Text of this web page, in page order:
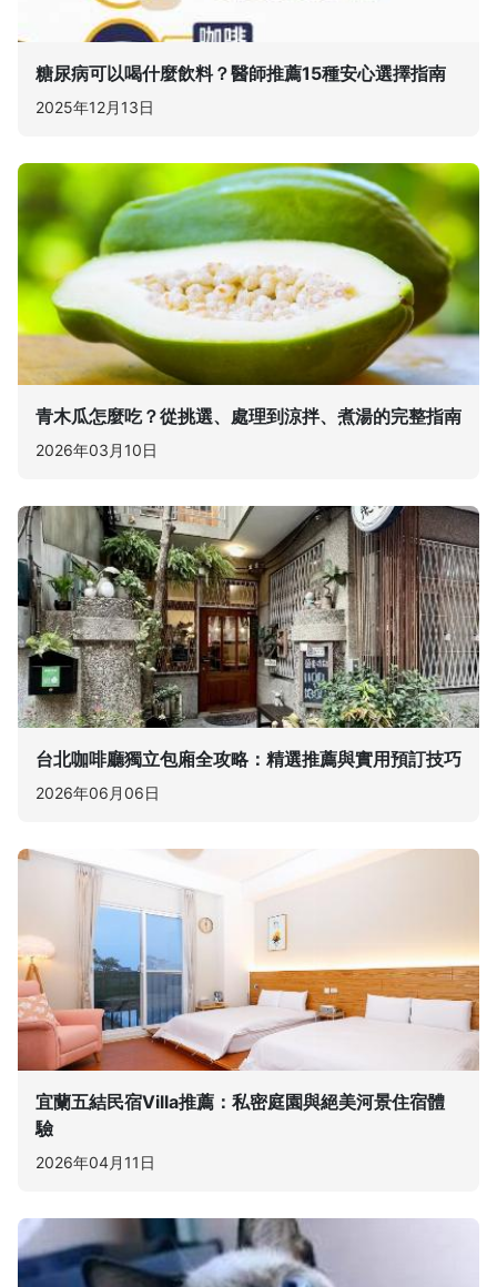
糖尿病可以喝什麼飲料？醫師推薦15種安心選擇指南
2025年12月13日
青木瓜怎麼吃？從挑選、處理到涼拌、煮湯的完整指南
2026年03月10日
台北咖啡廳獨立包廂全攻略：精選推薦與實用預訂技巧
2026年06月06日
宜蘭五結民宿Villa推薦：私密庭園與絕美河景住宿體
驗
2026年04月11日